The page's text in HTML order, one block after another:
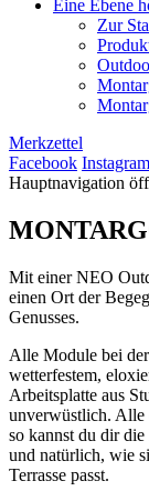
Eine Ebene
Zur
Merkzettel
Facebook Instagram
Hauptnavigation
Mit einer NEO
einen Ort der
Genusses.
Alle Module bei der
wetterfestem,
Arbeitsplatte aus
unverwüstlich. Alle
so kannst du dir
und natürlich, wie
Terrasse passt.